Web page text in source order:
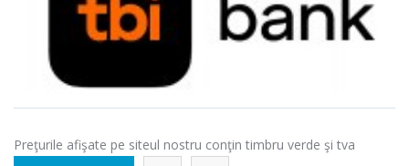
Preţurile afişate pe siteul nostru conţin timbru verde şi tva